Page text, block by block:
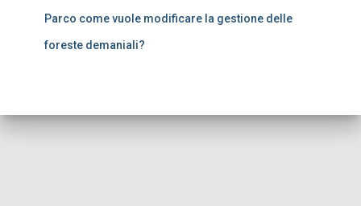
Parco come vuole modificare la gestione delle
foreste demaniali?